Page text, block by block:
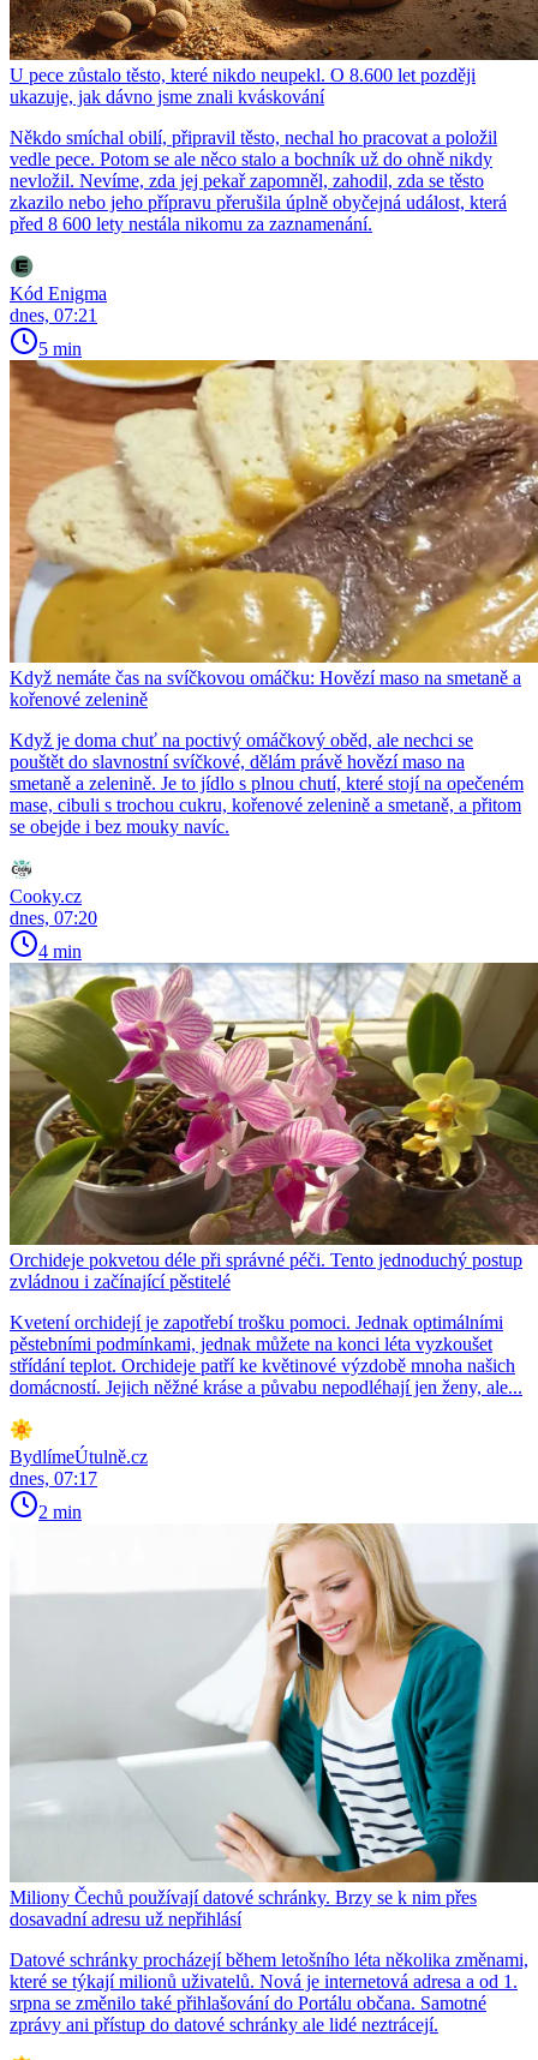
U pece zůstalo těsto, které nikdo neupekl. O 8.600 let později
ukazuje, jak dávno jsme znali kváskování
Někdo smíchal obilí, připravil těsto, nechal ho pracovat a položil
vedle pece. Potom se ale něco stalo a bochník už do ohně nikdy
nevložil. Nevíme, zda jej pekař zapomněl, zahodil, zda se těsto
zkazilo nebo jeho přípravu přerušila úplně obyčejná událost, která
před 8 600 lety nestála nikomu za zaznamenání.
Kód Enigma
dnes, 07:21
5 min
Když nemáte čas na svíčkovou omáčku: Hovězí maso na smetaně a
kořenové zelenině
Když je doma chuť na poctivý omáčkový oběd, ale nechci se
pouštět do slavnostní svíčkové, dělám právě hovězí maso na
smetaně a zelenině. Je to jídlo s plnou chutí, které stojí na opečeném
mase, cibuli s trochou cukru, kořenové zelenině a smetaně, a přitom
se obejde i bez mouky navíc.
Cooky.cz
dnes, 07:20
4 min
Orchideje pokvetou déle při správné péči. Tento jednoduchý postup
zvládnou i začínající pěstitelé
Kvetení orchidejí je zapotřebí trošku pomoci. Jednak optimálními
pěstebními podmínkami, jednak můžete na konci léta vyzkoušet
střídání teplot. Orchideje patří ke květinové výzdobě mnoha našich
domácností. Jejich něžné kráse a půvabu nepodléhají jen ženy, ale...
BydlímeÚtulně.cz
dnes, 07:17
2 min
Miliony Čechů používají datové schránky. Brzy se k nim přes
dosavadní adresu už nepřihlásí
Datové schránky procházejí během letošního léta několika změnami,
které se týkají milionů uživatelů. Nová je internetová adresa a od 1.
srpna se změnilo také přihlašování do Portálu občana. Samotné
zprávy ani přístup do datové schránky ale lidé neztrácejí.